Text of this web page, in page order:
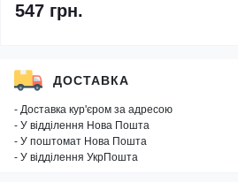
547 грн.
ДОСТАВКА
- Доставка кур'єром за адресою
- У відділення Нова Пошта
- У поштомат Нова Пошта
- У відділення УкрПошта